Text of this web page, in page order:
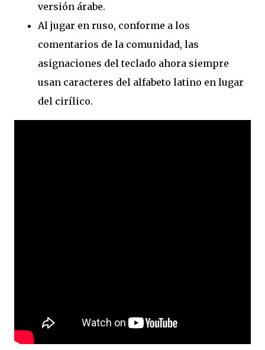
versión árabe.
Al jugar en ruso, conforme a los
comentarios de la comunidad, las
asignaciones del teclado ahora siempre
usan caracteres del alfabeto latino en lugar
del cirílico.